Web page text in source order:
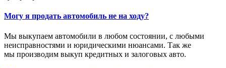
Могу я продать автомобиль не на ходу?
Мы выкупаем автомобили в любом состоянии, с любыми
неисправностями и юридическими нюансами. Так же
мы производим выкуп кредитных и залоговых авто.